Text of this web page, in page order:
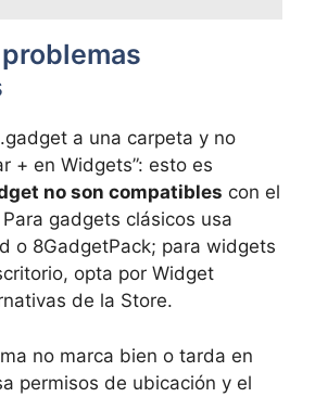
a una carpeta y no
+ en Widgets”: esto es
no son compatibles con el
gadgets clásicos usa
o 8GadgetPack; para widgets
opta por Widget
de la Store.
no marca bien o tarda en
permisos de ubicación y el